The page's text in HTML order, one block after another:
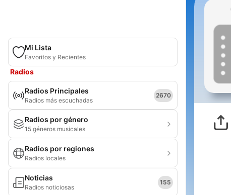
Mi Lista
Favoritos y Recientes
Radios
Radios Principales
Radios más escuchadas
2670
Radios por género
15 géneros musicales
Radios por regiones
Radios locales
Noticias
Radios noticiosas
155